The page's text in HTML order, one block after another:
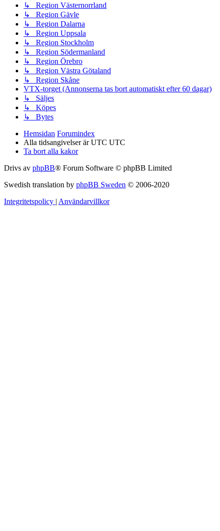
↳ Region Västernorrland
↳ Region Gävle
↳ Region Dalarna
↳ Region Uppsala
↳ Region Stockholm
↳ Region Södermanland
↳ Region Örebro
↳ Region Västra Götaland
↳ Region Skåne
VTX-torget (Annonserna tas bort automatiskt efter 60 dagar)
↳ Säljes
↳ Köpes
↳ Bytes
Hemsidan Forumindex
Alla tidsangivelser är UTC UTC
Ta bort alla kakor
Drivs av phpBB® Forum Software © phpBB Limited
Swedish translation by phpBB Sweden © 2006-2020
Integritetspolicy | Användarvillkor